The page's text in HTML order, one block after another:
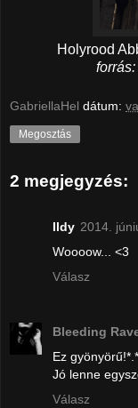
Holyrood
forrás:
GabriellaHel dátum:
Megosztás
2 megjegyzés:
Ildy 2014.
Woooow... <3
Válasz
Bleeding
Ez gyönyörű!*.*
Jó lenne
Válasz